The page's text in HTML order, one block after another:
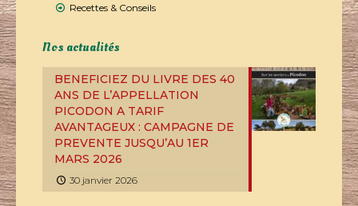
Recettes & Conseils
Nos actualités
BENEFICIEZ DU LIVRE DES 40
ANS DE L’APPELLATION
PICODON A TARIF
AVANTAGEUX : CAMPAGNE DE
PREVENTE JUSQU’AU 1ER
MARS 2026
30 janvier 2026